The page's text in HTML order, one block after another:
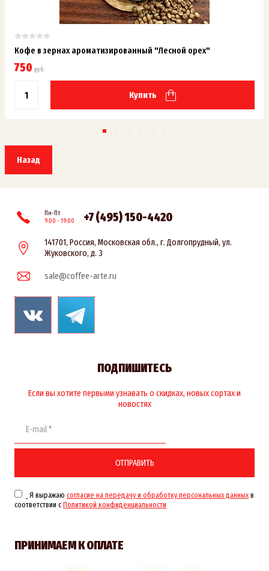
Кофе в зернах ароматизированный "Лесной орех"
750 руб.
Купить
Назад
Пн-Пт
9:00 - 19:00
+7 (495) 150-4420
141701, Россия, Московская обл., г. Долгопрудный, ул.
Жуковского, д. 3
sale@coffee-arte.ru
ПОДПИШИТЕСЬ
Если вы хотите первыми узнавать о скидках, новых сортах и
новостях
Я выражаю согласие на передачу и обработку персональных данных в
соответствии с Политикой конфиденциальности
ОТПРАВИТЬ
ПРИНИМАЕМ К ОПЛАТЕ